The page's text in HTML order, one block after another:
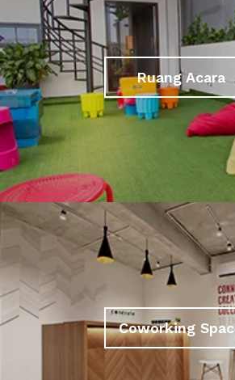
Ruang Acara
Coworking